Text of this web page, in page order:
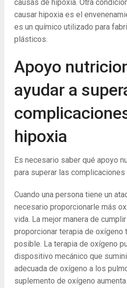
causas de hipoxia. Otra
causar hipoxia es el
es un químico utilizado para
plásticos.
Apoyo
ayudar a
hipoxia
Es necesario saber qué apoyo
para superar las complicaciones
Cuando una persona tiene un
necesario proporcionarle más
vida. La mejor manera de
proporcionar terapia de oxígeno
posible. La terapia de oxígeno
dispositivo mecánico que
adecuada de oxígeno a los
suplemento de oxígeno